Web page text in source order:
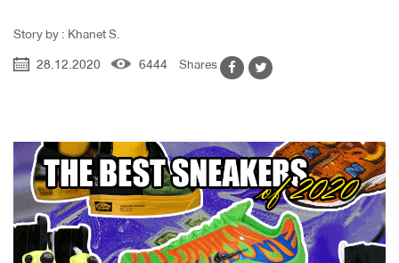
Story by : Khanet S.
28.12.2020
6444 Shares